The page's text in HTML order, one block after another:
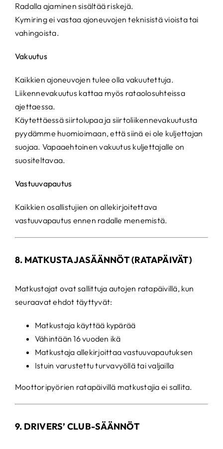
Radalla ajaminen sisältää riskejä.
Kymiring ei vastaa ajoneuvojen teknisistä vioista tai
vahingoista.
Vakuutus
Kaikkien ajoneuvojen tulee olla vakuutettuja.
Liikennevakuutus kattaa myös rataolosuhteissa
ajettaessa.
Käytettäessä siirtolupaa ja siirtoliikennevakuutusta
pyydämme huomioimaan, että siinä ei ole kuljettajan
suojaa. Vapaaehtoinen vakuutus kuljettajalle on
suositeltavaa.
Vastuuvapautus
Kaikkien osallistujien on allekirjoitettava
vastuuvapautus ennen radalle menemistä.
8. MATKUSTAJASÄÄNNÖT (RATAPÄIVÄT)
Matkustajat ovat sallittuja autojen ratapäivillä, kun
seuraavat ehdot täyttyvät:
Matkustaja käyttää kypärää
Vähintään 16 vuoden ikä
Matkustaja allekirjoittaa vastuuvapautuksen
Istuin varustettu turvavyöllä tai valjailla
Moottoripyörien ratapäivillä matkustajia ei sallita.
9. DRIVERS’ CLUB-SÄÄNNÖT